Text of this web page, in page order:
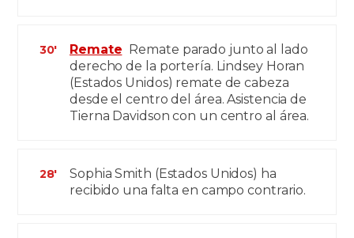
30' Remate Remate parado junto al lado
derecho de la portería. Lindsey Horan
(Estados Unidos) remate de cabeza
desde el centro del área. Asistencia de
Tierna Davidson con un centro al área.
28'
Sophia Smith (Estados Unidos) ha
recibido una falta en campo contrario.